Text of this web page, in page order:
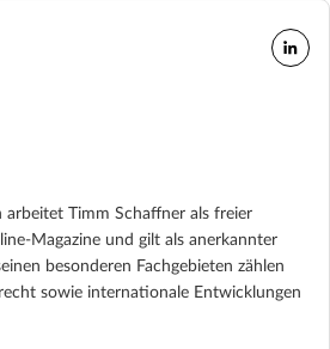
arbeitet Timm Schaffner als freier
Magazine und gilt als anerkannter
besonderen Fachgebieten zählen
sowie internationale Entwicklungen